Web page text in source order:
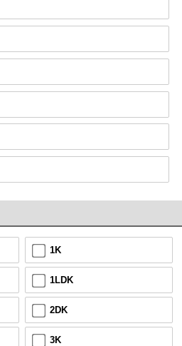
1K
1LDK
2DK
3K